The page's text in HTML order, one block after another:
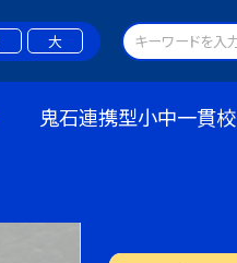
大
鬼石連携型小中一貫校